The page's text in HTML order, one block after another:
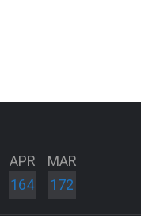
APR
164
MAR
172